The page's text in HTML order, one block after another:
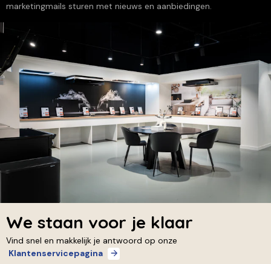
marketingmails sturen met nieuws en aanbiedingen.
We staan voor je klaar
Vind snel en makkelijk je antwoord op onze
Klantenservicepagina